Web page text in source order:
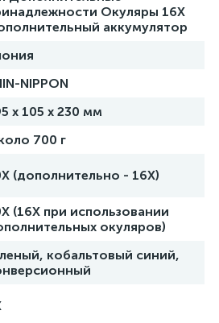
Окуляры 16X
аккумулятор
NIPPON
x 105 x 230 мм
700 г
(дополнительно - 16X)
(16X при использовании
окуляров)
кобальтовый синий,